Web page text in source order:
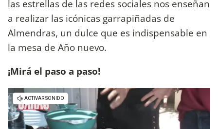
las estrellas de las redes sociales nos enseñan
a realizar las icónicas garrapiñadas de
Almendras, un dulce que es indispensable en
la mesa de Año nuevo.
¡Mirá el paso a paso!